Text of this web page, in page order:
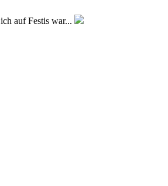
auf Festis war...